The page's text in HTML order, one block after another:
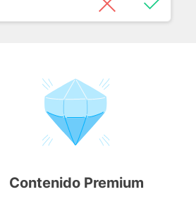
Contenido Premium